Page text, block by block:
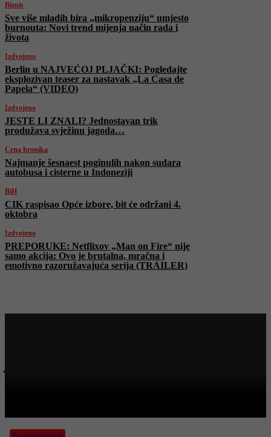
Biznis
Sve više mladih bira „mikropenziju“ umjesto
burnouta: Novi trend mijenja način rada i
života
Izdvojeno
Berlin u NAJVEĆOJ PLJAČKI: Pogledajte
eksplozivan teaser za nastavak „La Casa de
Papela“ (VIDEO)
Izdvojeno
JESTE LI ZNALI? Jednostavan trik
produžava svježinu jagoda…
Crna hronika
Najmanje šesnaest poginulih nakon sudara
autobusa i cisterne u Indoneziji
BiH
CIK raspisao Opće izbore, bit će održani 4.
oktobra
Izdvojeno
PREPORUKE: Netflixov „Man on Fire“ nije
samo akcija: Ovo je brutalna, mračna i
emotivno razoružavajuća serija (TRAILER)